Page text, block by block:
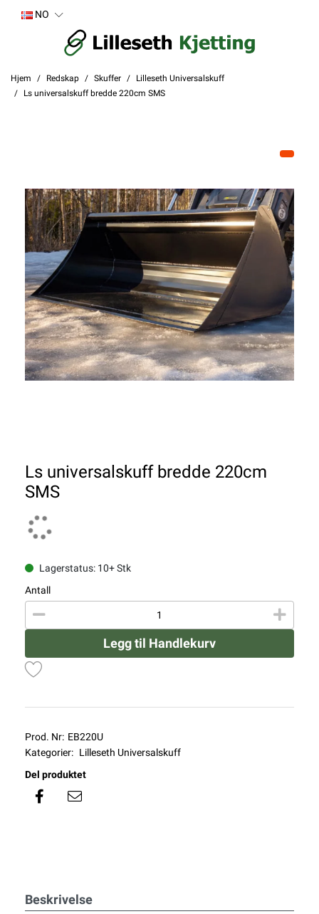
NO
Hjem Redskap Skuffer
Lilleseth Universalskuff
Ls universalskuff bredde 220cm SMS
Ls universalskuff bredde 220cm
SMS
Lagerstatus: 10+ Stk
Antall
Legg til Handlekurv
Prod. Nr: EB220U
Kategorier: Lilleseth Universalskuff
Del produktet
Beskrivelse